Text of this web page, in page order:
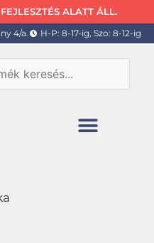
ALATT ÁLL.
4/a. H-P: 8-17-ig, Szo: 8-12-ig